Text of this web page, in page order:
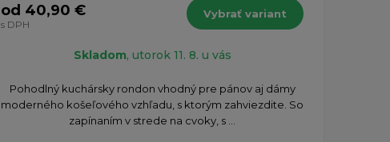
od 40,90 €
s DPH
Vybrať variant
Skladom, utorok 11. 8. u vás
Pohodlný kuchársky rondon vhodný pre pánov aj dámy
moderného košeľového vzhľadu, s ktorým zahviezdite. So
zapínaním v strede na cvoky, s ...